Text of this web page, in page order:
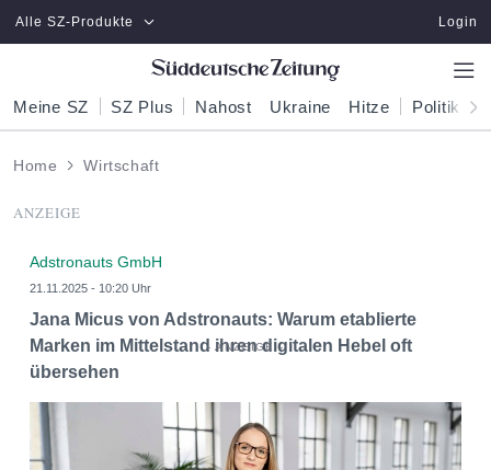
Zum Hauptinhalt springen
Alle SZ-Produkte Login
Meine SZ SZ Plus Nahost Ukraine Hitze Politik
Home Wirtschaft
ANZEIGE
Adstronauts GmbH
21.11.2025 - 10:20 Uhr
Jana Micus von Adstronauts: Warum etablierte
Marken im Mittelstand ihren digitalen Hebel oft
übersehen